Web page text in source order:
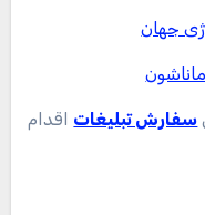
جهان
سفارش تبلیغات اقدام